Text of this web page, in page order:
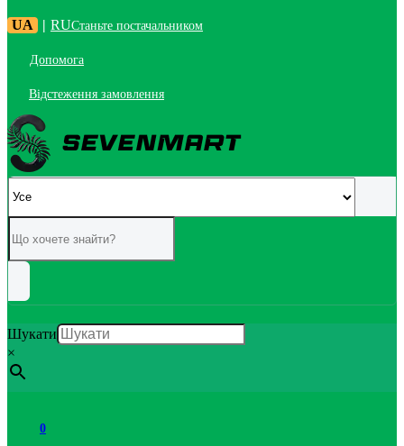
UA | RUСтаньте постачальником
Допомога
Відстеження замовлення
Шукати
×
0